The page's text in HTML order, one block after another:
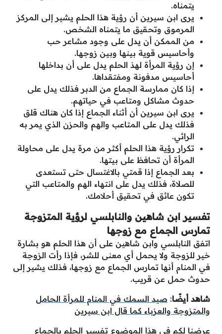
يتمناه.
يرى ابن سيرين أن رؤية هذا الحلم يشير إلى المركز
المرموق وتحقيق ما يتمناه الشخص.
من الممكن أن يدل على وجود مشاعر حب
وأحاسيس قوية بينها وبين زوجها.
إن رؤية المرأة لهذ الحلم يدل على أن بداخلها
أحاسيس مدفونة ومفتقداها.
إذا كان ممارسة الجماع من الدبر فذلك يدل على
حدوث مشاكل ومتاعب في حياتهم.
يرى ابن سيرين أن أثناء الجماع إذا كان هناك قلق
فذلك يدل على المتاعب والهم والحزن الذي يمر به
الرائي.
تكرار رؤية هذا الحلم أكثر من مرة يدل على محاولة
المرأة أن تحافظ على بيتها.
بعد الجماع إذا قمتي بالاغتسال حتى تستعدى
للصلاة، فذلك يدل على انتهاء الهم والمتاعب التي
تكون عائق في تحقيق أحلامك.
تفسير ابن شاهين والنابلسي لرؤية المتزوجة
تمارس الجماع مع زوجها
اتفق النابلسي وابن شاهين على أن هذا الحلم هو بشارة
خير للزوجة ولا يحمل أي معنى للشر، فإذا رأت الزوجة
في المنام أنها تمارس الجماع مع زوجها، فذلك يشير إلى
حدوث حمل عن قريب.
شاهد أيضًا: صيد السمك في المنام للمرأة الحامل
والمتزوجة والعزباء كما قال ابن سيرين
عرضنا لكم في هذا الموضوع تفسير الحلم بالجماع